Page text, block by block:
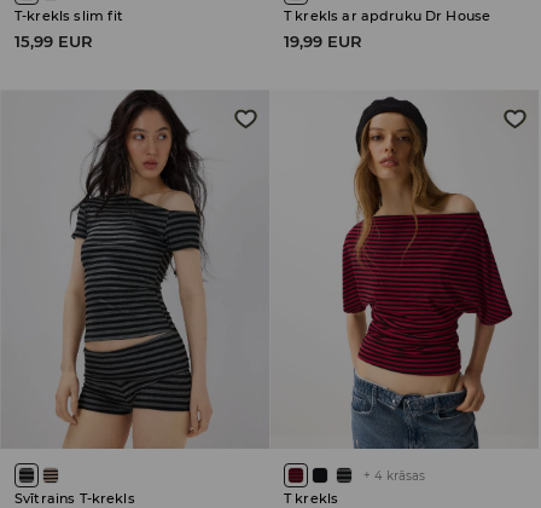
T-krekls slim fit
15,99 EUR
T krekls ar apdruku Dr House
19,99 EUR
Svītrains T-krekls
+ 4 krāsas
T krekls